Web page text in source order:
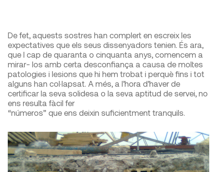
De fet, aquests sostres han complert en escreix les
expectatives que els seus dissenyadors tenien. És ara,
que l cap de quaranta o cinquanta anys, comencem a
mirar- los amb certa desconfiança a causa de moltes
patologies i lesions que hi hem trobat i perquè fins i tot
alguns han col·lapsat. A més, a l’hora d’haver de
certificar la seva solidesa o la seva aptitud de servei, no
ens resulta fàcil fer
“números” que ens deixin suficientment tranquils.